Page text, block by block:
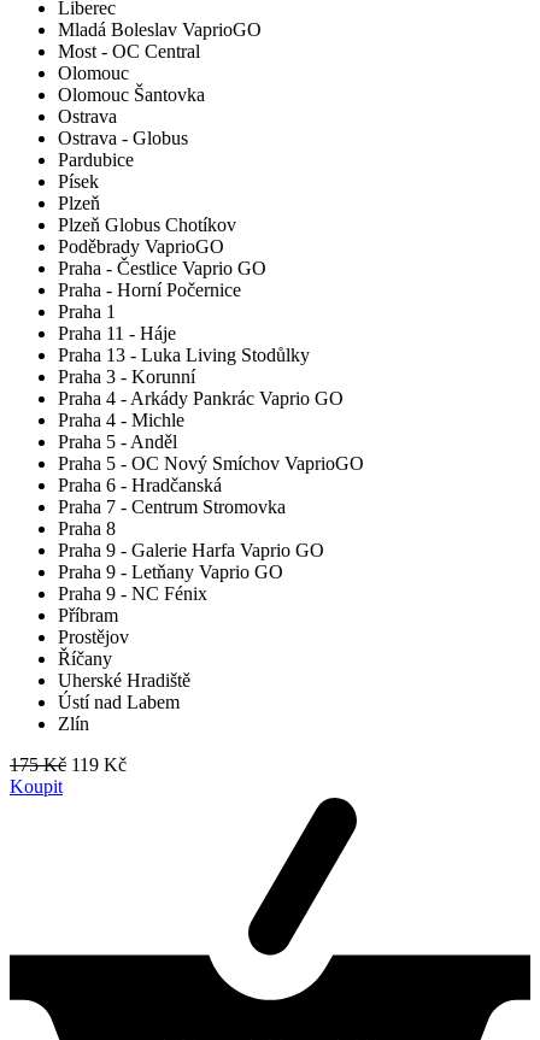
Liberec
Mladá Boleslav VaprioGO
Most - OC Central
Olomouc
Olomouc Šantovka
Ostrava
Ostrava - Globus
Pardubice
Písek
Plzeň
Plzeň Globus Chotíkov
Poděbrady VaprioGO
Praha - Čestlice Vaprio GO
Praha - Horní Počernice
Praha 1
Praha 11 - Háje
Praha 13 - Luka Living Stodůlky
Praha 3 - Korunní
Praha 4 - Arkády Pankrác Vaprio GO
Praha 4 - Michle
Praha 5 - Anděl
Praha 5 - OC Nový Smíchov VaprioGO
Praha 6 - Hradčanská
Praha 7 - Centrum Stromovka
Praha 8
Praha 9 - Galerie Harfa Vaprio GO
Praha 9 - Letňany Vaprio GO
Praha 9 - NC Fénix
Příbram
Prostějov
Říčany
Uherské Hradiště
Ústí nad Labem
Zlín
175 Kč 119 Kč
Koupit